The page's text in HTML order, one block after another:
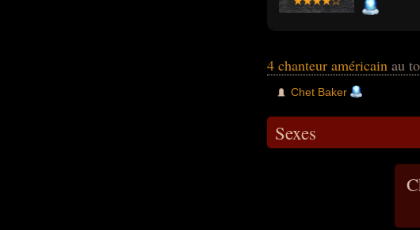
4 chanteur américain au
Chet Baker
Sexes